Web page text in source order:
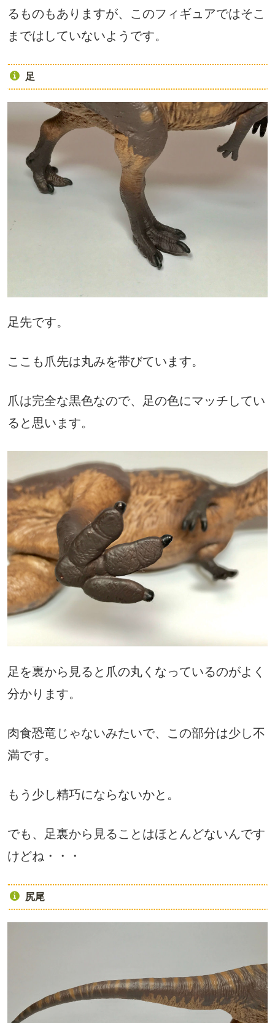
るものもありますが、このフィギュアではそこ
まではしていないようです。
足
足先です。
ここも爪先は丸みを帯びています。
爪は完全な黒色なので、足の色にマッチしてい
ると思います。
足を裏から見ると爪の丸くなっているのがよく
分かります。
肉食恐竜じゃないみたいで、この部分は少し不
満です。
もう少し精巧にならないかと。
でも、足裏から見ることはほとんどないんです
けどね・・・
尻尾